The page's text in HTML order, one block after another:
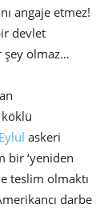
angaje etmez!
devlet
şey olmaz…
askeri
bir ‘yeniden
teslim olmaktı
darbe